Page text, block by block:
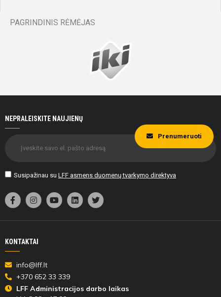
PAGRINDINIS RĖMĖJAS
NEPRALEISKITE NAUJIENŲ
Susipažinau su LFF asmens duomenų tvarkymo direktyva
Prenumeruoti
KONTAKTAI
info@lff.lt
+370 652 33 339
LFF Administracijos darbo laikas